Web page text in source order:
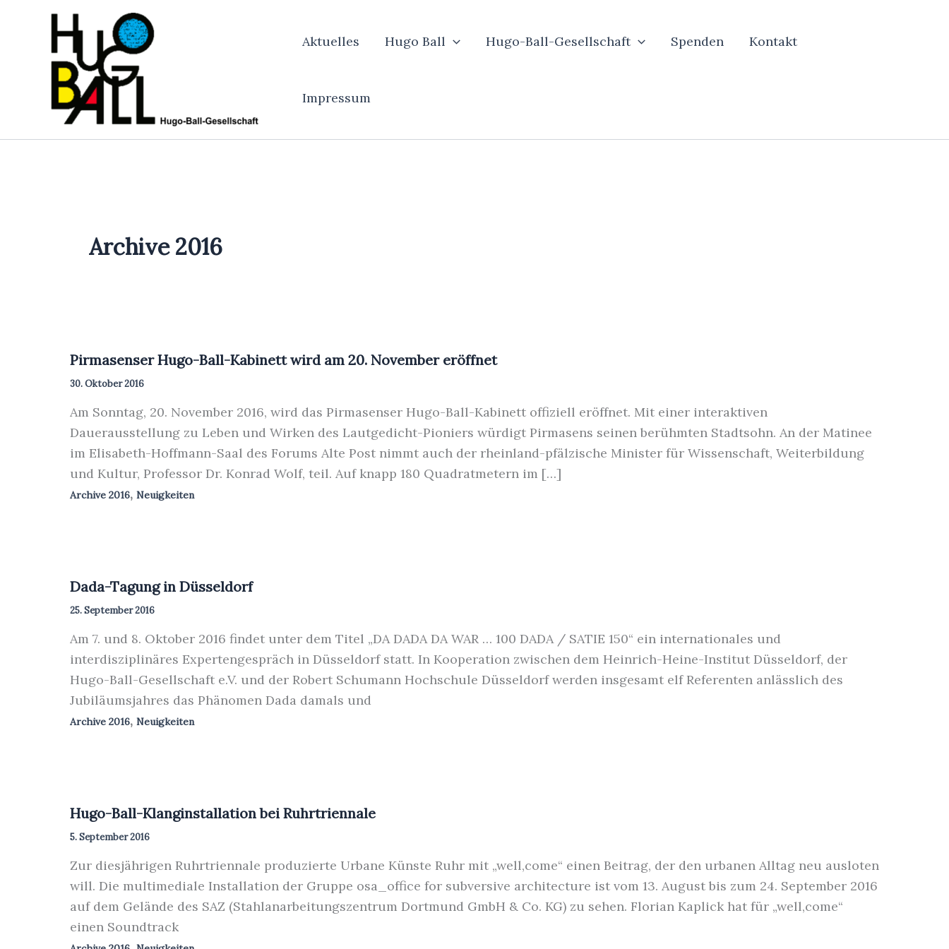
springen
Aktuelles Hugo Ball Hugo-Ball-Gesellschaft Spenden Kontakt
Impressum
Archive 2016
Pirmasenser Hugo-Ball-Kabinett wird am 20. November eröffnet
30. Oktober 2016
Am Sonntag, 20. November 2016, wird das Pirmasenser Hugo-Ball-Kabinett offiziell eröffnet. Mit einer interaktiven
Dauerausstellung zu Leben und Wirken des Lautgedicht-Pioniers würdigt Pirmasens seinen berühmten Stadtsohn. An der Matinee
im Elisabeth-Hoffmann-Saal des Forums Alte Post nimmt auch der rheinland-pfälzische Minister für Wissenschaft, Weiterbildung
und Kultur, Professor Dr. Konrad Wolf, teil. Auf knapp 180 Quadratmetern im […]
Archive 2016, Neuigkeiten
Dada-Tagung in Düsseldorf
25. September 2016
Am 7. und 8. Oktober 2016 findet unter dem Titel „DA DADA DA WAR … 100 DADA / SATIE 150“ ein internationales und
interdisziplinäres Expertengespräch in Düsseldorf statt. In Kooperation zwischen dem Heinrich-Heine-Institut Düsseldorf, der
Hugo-Ball-Gesellschaft e.V. und der Robert Schumann Hochschule Düsseldorf werden insgesamt elf Referenten anlässlich des
Jubiläumsjahres das Phänomen Dada damals und
Archive 2016, Neuigkeiten
Hugo-Ball-Klanginstallation bei Ruhrtriennale
5. September 2016
Zur diesjährigen Ruhrtriennale produzierte Urbane Künste Ruhr mit „well,come“ einen Beitrag, der den urbanen Alltag neu ausloten
will. Die multimediale Installation der Gruppe osa_office for subversive architecture ist vom 13. August bis zum 24. September 2016
auf dem Gelände des SAZ (Stahlanarbeitungszentrum Dortmund GmbH & Co. KG) zu sehen. Florian Kaplick hat für „well,come“
einen Soundtrack